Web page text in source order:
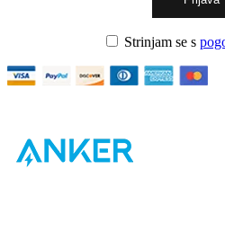
Strinjam se s